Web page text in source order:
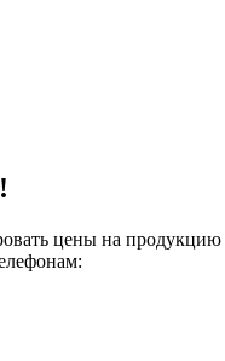
цены на продукцию